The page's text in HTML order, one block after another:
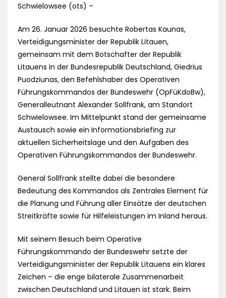
Schwielowsee (ots) –
Am 26. Januar 2026 besuchte Robertas Kaunas,
Verteidigungsminister der Republik Litauen,
gemeinsam mit dem Botschafter der Republik
Litauens in der Bundesrepublik Deutschland, Giedrius
Puodziunas, den Befehlshaber des Operativen
Führungskommandos der Bundeswehr (OpFüKdoBw),
Generalleutnant Alexander Sollfrank, am Standort
Schwielowsee. Im Mittelpunkt stand der gemeinsame
Austausch sowie ein Informationsbriefing zur
aktuellen Sicherheitslage und den Aufgaben des
Operativen Führungskommandos der Bundeswehr.
General Sollfrank stellte dabei die besondere
Bedeutung des Kommandos als Zentrales Element für
die Planung und Führung aller Einsätze der deutschen
Streitkräfte sowie für Hilfeleistungen im Inland heraus.
Mit seinem Besuch beim Operative
Führungskommando der Bundeswehr setzte der
Verteidigungsminister der Republik Litauens ein klares
Zeichen – die enge bilaterale Zusammenarbeit
zwischen Deutschland und Litauen ist stark. Beim